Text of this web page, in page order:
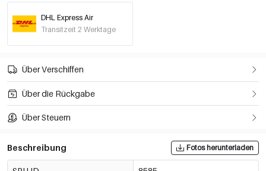
DHL Express Air
Transitzeit 2 Werktage
Über Verschiffen
Über die Rückgabe
Über Steuern
Beschreibung Fotos herunterladen